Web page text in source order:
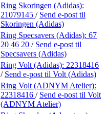
Ring Skoringen (Adidas):
21079145 / Send e-post til
Skoringen (Adidas)
Ring Specsavers (Adidas): 67
20 46 20 / Send e-post til
Specsavers (Adidas)
Ring Volt (Adidas): 22318416
/ Send e-post til Volt (Adidas)
Ring Volt (ADNYM Atelier):
22318416 / Send e-post til Volt
(ADNYM Atelier)